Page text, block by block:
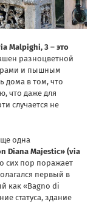
Malpighi, 3 – это
разноцветной
и пышным
дома в том, что
что даже для
случается не
одна
Diana Majestic» (via
сих пор поражает
первый в
как «Bagno di
статуса, здание